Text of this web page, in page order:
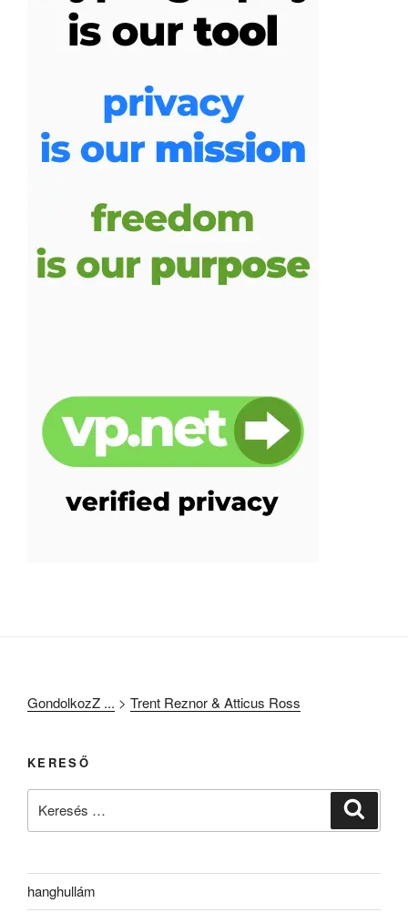
GondolkozZ ... > Trent Reznor & Atticus Ross
KERESŐ
hanghullám